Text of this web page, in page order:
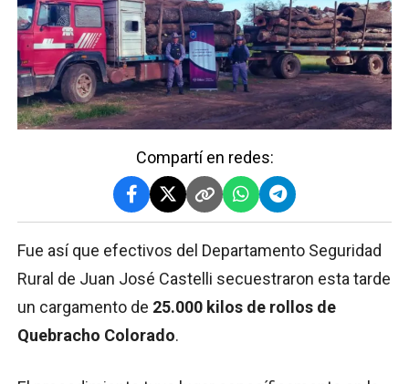
Compartí en redes:
Fue así que efectivos del Departamento Seguridad
Rural de Juan José Castelli secuestraron esta tarde
un cargamento de 25.000 kilos de rollos de
Quebracho Colorado.